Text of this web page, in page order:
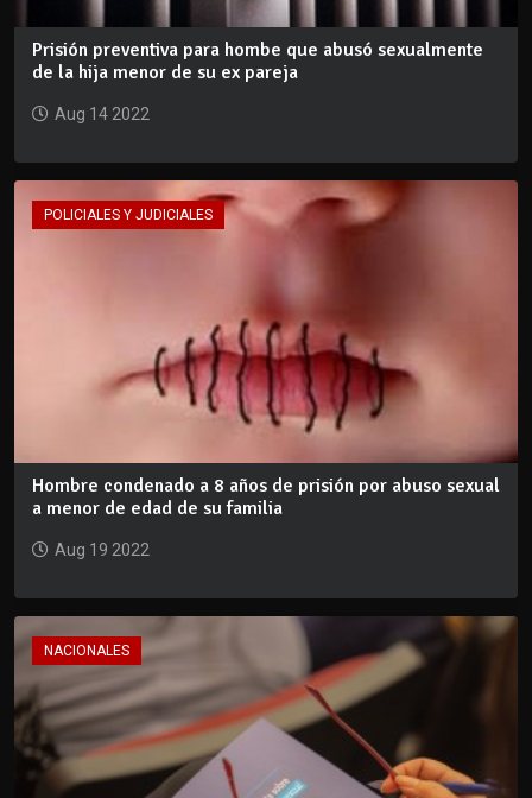
Prisión preventiva para hombe que abusó sexualmente
de la hija menor de su ex pareja
Aug 14 2022
POLICIALES Y JUDICIALES
Hombre condenado a 8 años de prisión por abuso sexual
a menor de edad de su familia
Aug 19 2022
NACIONALES